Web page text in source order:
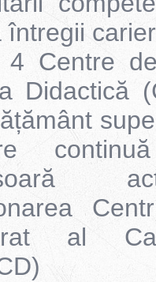
întregii
4 Centre
Didactică
al